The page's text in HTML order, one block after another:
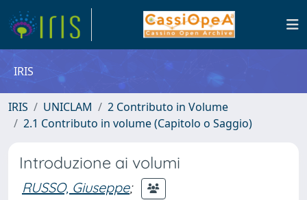
IRIS
IRIS UNICLAM
2 Contributo in Volume
2.1 Contributo in volume (Capitolo o Saggio)
Introduzione ai volumi
RUSSO, Giuseppe;